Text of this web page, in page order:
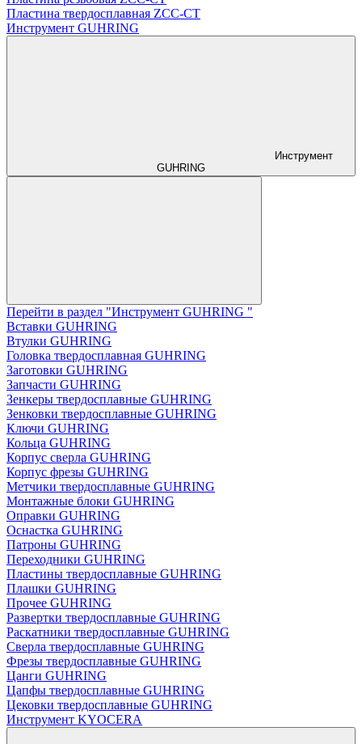
Пластина твердосплавная ZCC-CT
Инструмент GUHRING
Инструмент
GUHRING
Перейти в раздел "Инструмент GUHRING "
Вставки GUHRING
Втулки GUHRING
Головка твердосплавная GUHRING
Заготовки GUHRING
Запчасти GUHRING
Зенкеры твердосплавные GUHRING
Зенковки твердосплавные GUHRING
Ключи GUHRING
Кольца GUHRING
Корпус сверла GUHRING
Корпус фрезы GUHRING
Метчики твердосплавные GUHRING
Монтажные блоки GUHRING
Оправки GUHRING
Оснастка GUHRING
Патроны GUHRING
Переходники GUHRING
Пластины твердосплавные GUHRING
Плашки GUHRING
Прочее GUHRING
Развертки твердосплавные GUHRING
Раскатники твердосплавные GUHRING
Сверла твердосплавные GUHRING
Фрезы твердосплавные GUHRING
Цанги GUHRING
Цапфы твердосплавные GUHRING
Цековки твердосплавные GUHRING
Инструмент KYOCERA